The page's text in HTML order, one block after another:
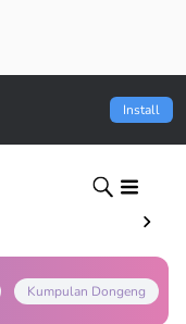
Install
Kumpulan Dongeng